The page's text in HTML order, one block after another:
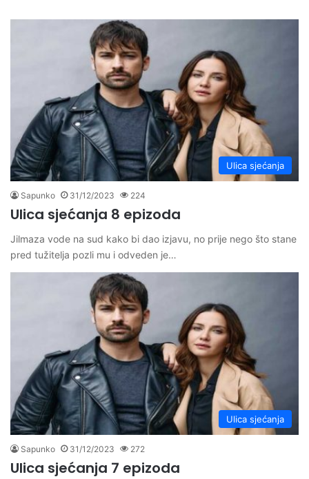
Ulica sjećanja
Sapunko 31/12/2023 224
Ulica sjećanja 8 epizoda
Jilmaza vode na sud kako bi dao izjavu, no prije nego što stane
pred tužitelja pozli mu i odveden je…
Ulica sjećanja
Sapunko 31/12/2023 272
Ulica sjećanja 7 epizoda